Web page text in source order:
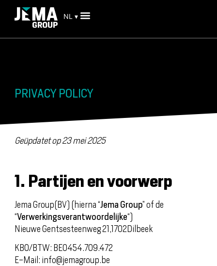
NL ▾
PRIVACY POLICY
Geüpdatet op 23 mei 2025
1. Partijen en voorwerp
Jema Group(BV) (hierna “Jema Group” of de
“Verwerkingsverantwoordelijke“)
Nieuwe Gentsesteenweg 21,1702Dilbeek
KBO/BTW: BE0454.709.472
E-Mail: info@jemagroup.be